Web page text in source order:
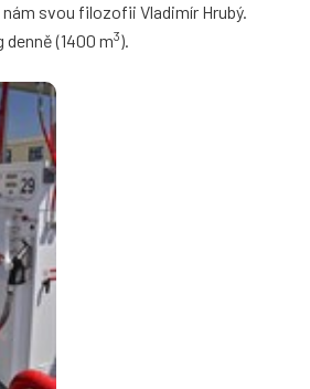
svou filozofii Vladimír Hrubý.
denně (1400 m3).